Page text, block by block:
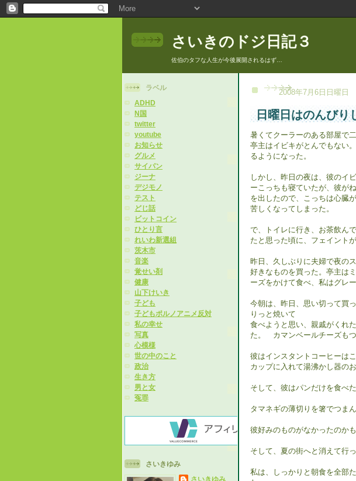
さいきのドジ日記３
佐伯のタフな人生が今後展開されるはず…
ラベル
ADHD
N国
twitter
youtube
お知らせ
グルメ
サイパン
ジーナ
デジモノ
テスト
どじ話
ビットコイン
ひとり言
れいわ新選組
茨木市
音楽
覚せい剤
健康
山下けいき
子ども
子どもポルノアニメ反対
私の幸せ
写真
心模様
世の中のこと
政治
生き方
男と女
冤罪
さいきゆみ
さいきゆみ
2008年7月6日日曜日
日曜日はのんびり
暑くてクーラーのある部屋で
亭主はイビキがとんでもない
るようになった。
しかし、昨日の夜は、彼のイ
ーこっちも寝ていたが、彼が
を出したので、こっちは心臓
苦しくなってしまった。
で、トイレに行き、お茶飲ん
たと思った頃に、フェイント
昨日、久しぶりに夫婦で夜の
好きなものを買った。亭主は
ーズをかけて食べ、私はグレ
今朝は、昨日、思い切って買
りっと焼いて
食べようと思い、親戚がくれ
た。 カマンベールチーズも
彼はインスタントコーヒーは
カップに入れて湯沸かし器の
そして、彼はパンだけを食べた
タマネギの薄切りを箸でつま
彼好みのものがなかったのか
そして、夏の街へと消えて行っ
私は、しっかりと朝食を全部